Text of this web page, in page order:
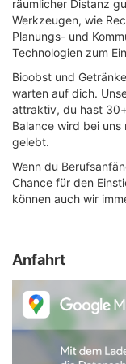
räumlicher Distanz
Werkzeugen, wie
Planungs- und
Technologien zum
Bioobst und
warten auf dich.
attraktiv, du hast
Balance wird bei
gelebt.
Wenn du
Chance für den
können auch wir
Anfahrt